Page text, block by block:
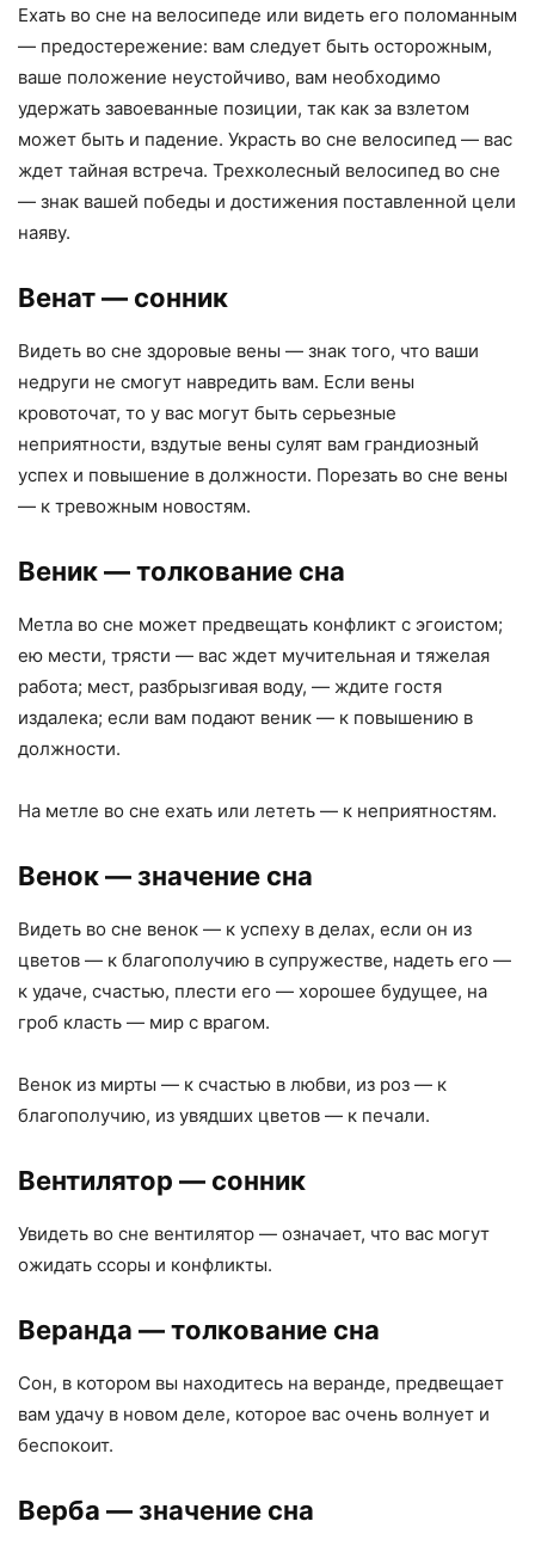
Ехать во сне на велосипеде или видеть его поломанным
— предостережение: вам следует быть осторожным,
ваше положение неустойчиво, вам необходимо
удержать завоеванные позиции, так как за взлетом
может быть и падение. Украсть во сне велосипед — вас
ждет тайная встреча. Трехколесный велосипед во сне
— знак вашей победы и достижения поставленной цели
наяву.
Венат— сонник
Видеть во сне здоровые вены — знак того, что ваши
недруги не смогут навредить вам. Если вены
кровоточат, то у вас могут быть серьезные
неприятности, вздутые вены сулят вам грандиозный
успех и повышение в должности. Порезать во сне вены
— к тревожным новостям.
Веник— толкование сна
Метла во сне может предвещать конфликт с эгоистом;
ею мести, трясти — вас ждет мучительная и тяжелая
работа; мест, разбрызгивая воду, — ждите гостя
издалека; если вам подают веник — к повышению в
должности.
На метле во сне ехать или лететь — к неприятностям.
Венок— значение сна
Видеть во сне венок — к успеху в делах, если он из
цветов — к благополучию в супружестве, надеть его —
к удаче, счастью, плести его — хорошее будущее, на
гроб класть — мир с врагом.
Венок из мирты — к счастью в любви, из роз — к
благополучию, из увядших цветов — к печали.
Вентилятор — сонник
Увидеть во сне вентилятор — означает, что вас могут
ожидать ссоры и конфликты.
Веранда — толкование сна
Сон, в котором вы находитесь на веранде, предвещает
вам удачу в новом деле, которое вас очень волнует и
беспокоит.
Верба — значение сна